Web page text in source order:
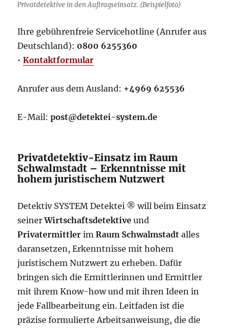
Privatdetektive in den Auftragseinsatz. (Beispielfoto)
Ihre gebührenfreie Servicehotline (Anrufer aus
Deutschland): 0800 6255360
•Kontaktformular
Anrufer aus dem Ausland: +4969 625536
E-Mail:post@detektei-system.de
Privatdetektiv-Einsatz im Raum
Schwalmstadt – Erkenntnisse mit
hohem juristischem Nutzwert
Detektiv SYSTEM Detektei ® will beim Einsatz
seinerWirtschaftsdetektive und
Privatermittler imRaum Schwalmstadt alles
daransetzen, Erkenntnisse mit hohem
juristischem Nutzwert zu erheben. Dafür
bringen sich die Ermittlerinnen und Ermittler
mit ihrem Know-how und mit ihren Ideen in
jede Fallbearbeitung ein. Leitfaden ist die
präzise formulierte Arbeitsanweisung, die die